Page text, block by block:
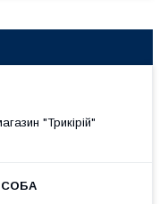
"Трикірій"